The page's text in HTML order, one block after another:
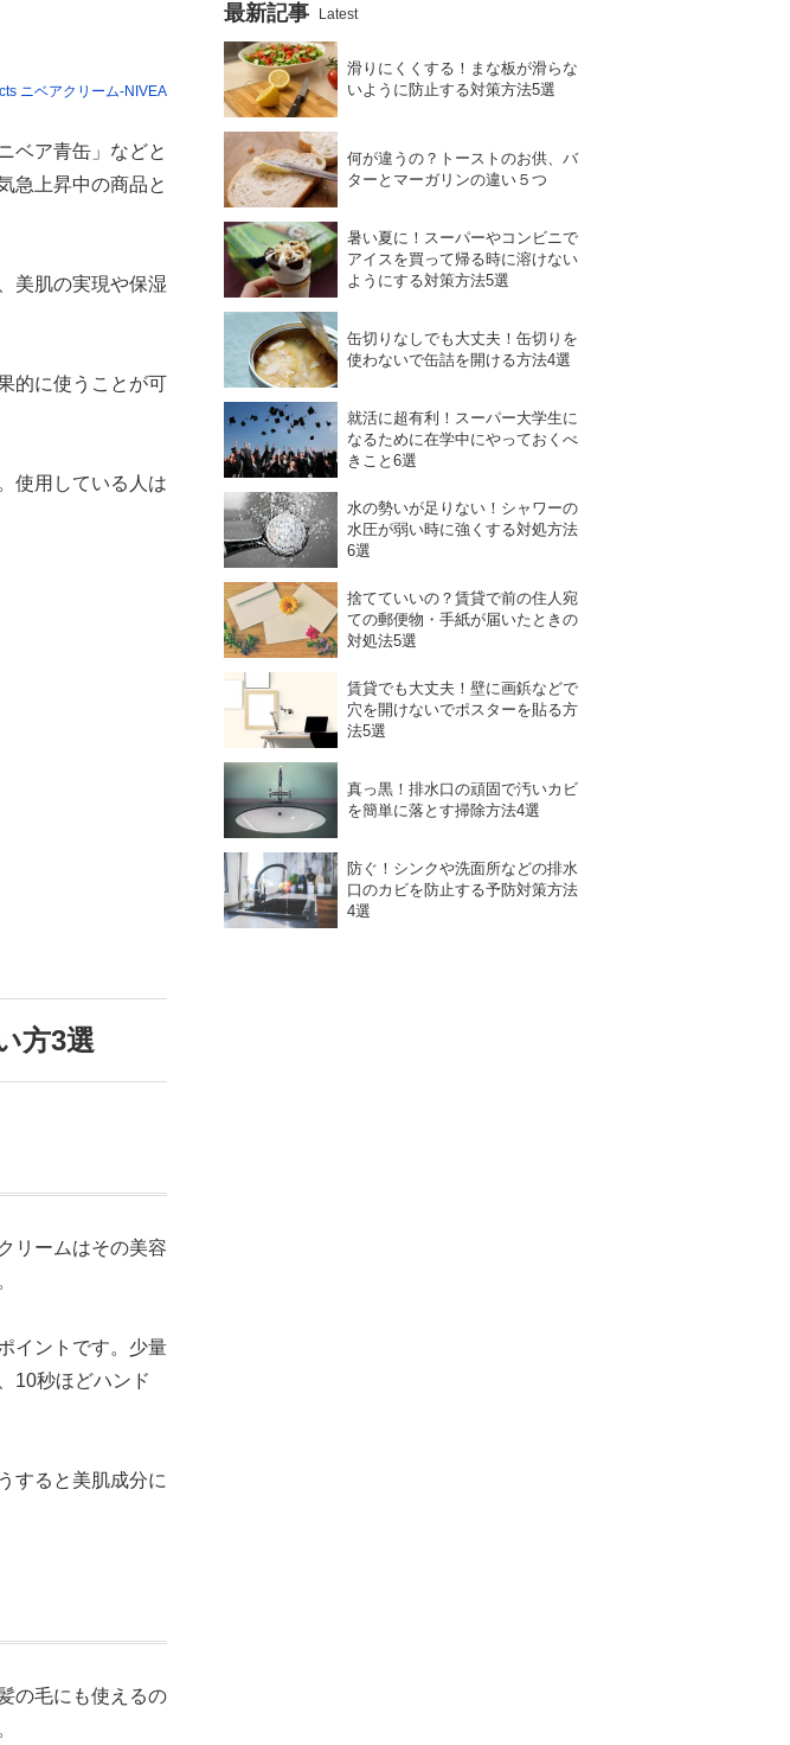
ニベアクリーム-NIVEA
ベア青缶」などと
急上昇中の商品と
美肌の実現や保湿
的に使うことが可
使用している人は
方3選
リームはその美容
イントです。少量
10秒ほどハンド
すると美肌成分に
の毛にも使えるの
最新記事 Latest
滑りにくくする！まな板が滑らな
いように防止する対策方法5選
何が違うの？トーストのお供、バ
ターとマーガリンの違い５つ
暑い夏に！スーパーやコンビニで
アイスを買って帰る時に溶けない
ようにする対策方法5選
缶切りなしでも大丈夫！缶切りを
使わないで缶詰を開ける方法4選
就活に超有利！スーパー大学生に
なるために在学中にやっておくべ
きこと6選
水の勢いが足りない！シャワーの
水圧が弱い時に強くする対処方法
6選
捨てていいの？賃貸で前の住人宛
ての郵便物・手紙が届いたときの
対処法5選
賃貸でも大丈夫！壁に画鋲などで
穴を開けないでポスターを貼る方
法5選
真っ黒！排水口の頑固で汚いカビ
を簡単に落とす掃除方法4選
防ぐ！シンクや洗面所などの排水
口のカビを防止する予防対策方法
4選